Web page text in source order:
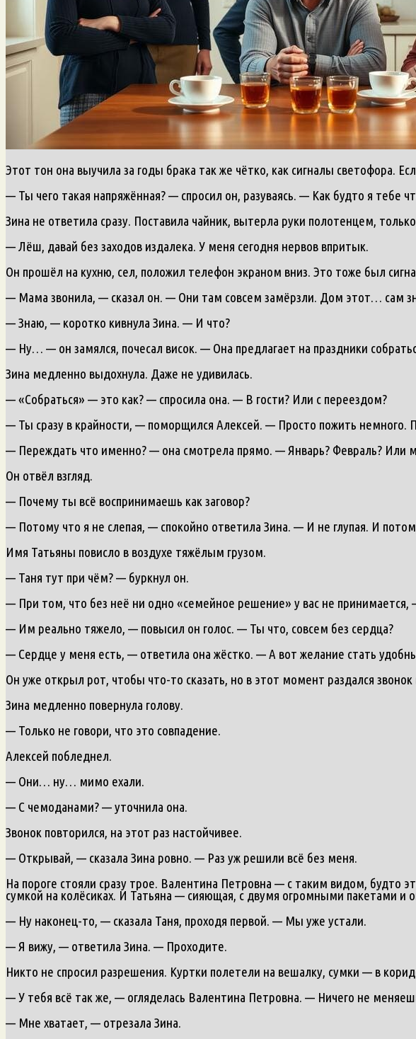
Этот тон она выучила за годы брака так же чётко, как сигналы светофора.
— Ты чего такая напряжённая? — спросил он, разуваясь. — Как будто я тебе
Зина не ответила сразу. Поставила чайник, вытерла руки полотенцем,
— Лёш, давай без заходов издалека. У меня сегодня нервов впритык.
Он прошёл на кухню, сел, положил телефон экраном вниз. Это тоже был
— Мама звонила, — сказал он. — Они там совсем замёрзли. Дом этот… сам
— Знаю, — коротко кивнула Зина. — И что?
— Ну… — он замялся, почесал висок. — Она предлагает на праздники
Зина медленно выдохнула. Даже не удивилась.
— «Собраться» — это как? — спросила она. — В гости? Или с переездом?
— Ты сразу в крайности, — поморщился Алексей. — Просто пожить немного.
— Переждать что именно? — она смотрела прямо. — Январь? Февраль? Или
Он отвёл взгляд.
— Почему ты всё воспринимаешь как заговор?
— Потому что я не слепая, — спокойно ответила Зина. — И не глупая. И
Имя Татьяны повисло в воздухе тяжёлым грузом.
— Таня тут при чём? — буркнул он.
— При том, что без неё ни одно «семейное решение» у вас не
— Им реально тяжело, — повысил он голос. — Ты что, совсем без сердца?
— Сердце у меня есть, — ответила она жёстко. — А вот желание стать
Он уже открыл рот, чтобы что-то сказать, но в этот момент раздался
Зина медленно повернула голову.
— Только не говори, что это совпадение.
Алексей побледнел.
— Они… ну… мимо ехали.
— С чемоданами? — уточнила она.
Звонок повторился, на этот раз настойчивее.
— Открывай, — сказала Зина ровно. — Раз уж решили всё без меня.
На пороге стояли сразу трое. Валентина Петровна — с таким видом, будто
сумкой на колёсиках. И Татьяна — сияющая, с двумя огромными пакетами и
— Ну наконец-то, — сказала Таня, проходя первой. — Мы уже устали.
— Я вижу, — ответила Зина. — Проходите.
Никто не спросил разрешения. Куртки полетели на вешалку, сумки — в
— У тебя всё так же, — огляделась Валентина Петровна. — Ничего не
— Мне хватает, — отрезала Зина.